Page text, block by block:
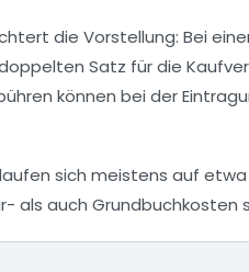
die Vorstellung: Bei
Satz für die
können bei der
sich meistens auf
als auch